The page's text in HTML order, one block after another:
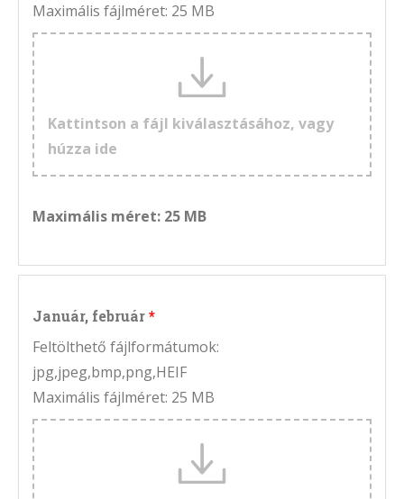
Maximális fájlméret: 25 MB
Kattintson a fájl kiválasztásához, vagy
húzza ide
Maximális méret: 25 MB
Január, február
Feltölthető fájlformátumok:
jpg,jpeg,bmp,png,HEIF
Maximális fájlméret: 25 MB